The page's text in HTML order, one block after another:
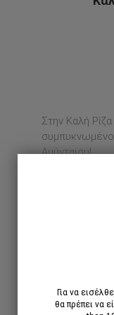
Στην Καλή
Αμύνταιου!
Περιγραφή
Για να
θα πρέπει να